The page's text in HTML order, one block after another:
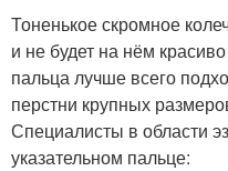
Тоненькое скромное
и не будет на нём
пальца лучше всего
перстни крупных
Специалисты в области
указательном пальце: